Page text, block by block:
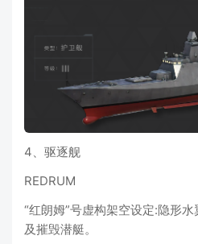
4、驱逐舰
REDRUM
“红朗姆”号虚构架空设定:隐形
及摧毁潜艇。